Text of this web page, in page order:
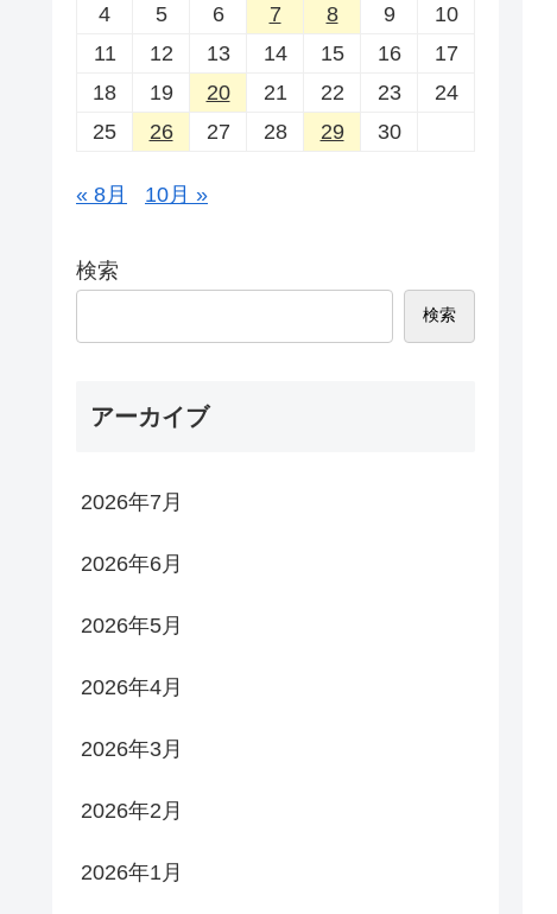
4
5 6 7 8 9
10
11
12 13 14 15 16
17
18
19 20 21 22 23
24
25
26 27 28 29 30
« 8月 10月 »
検索
検索
アーカイブ
2026年7月
2026年6月
2026年5月
2026年4月
2026年3月
2026年2月
2026年1月